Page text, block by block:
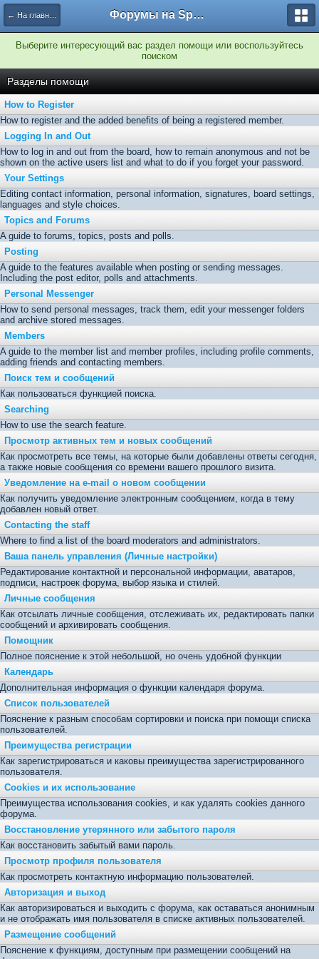
← На главную Форумы на Sportbox.ru
Выберите интересующий вас раздел помощи или воспользуйтесь
поиском
Разделы помощи
How to Register
How to register and the added benefits of being a registered member.
Logging In and Out
How to log in and out from the board, how to remain anonymous and not be
shown on the active users list and what to do if you forget your password.
Your Settings
Editing contact information, personal information, signatures, board settings,
languages and style choices.
Topics and Forums
A guide to forums, topics, posts and polls.
Posting
A guide to the features available when posting or sending messages.
Including the post editor, polls and attachments.
Personal Messenger
How to send personal messages, track them, edit your messenger folders
and archive stored messages.
Members
A guide to the member list and member profiles, including profile comments,
adding friends and contacting members.
Поиск тем и сообщений
Как пользоваться функцией поиска.
Searching
How to use the search feature.
Просмотр активных тем и новых сообщений
Как просмотреть все темы, на которые были добавлены ответы сегодня,
а также новые сообщения со времени вашего прошлого визита.
Уведомление на е-mail о новом сообщении
Как получить уведомление электронным сообщением, когда в тему
добавлен новый ответ.
Contacting the staff
Where to find a list of the board moderators and administrators.
Ваша панель управления (Личные настройки)
Редактирование контактной и персональной информации, аватаров,
подписи, настроек форума, выбор языка и стилей.
Личные сообщения
Как отсылать личные сообщения, отслеживать их, редактировать папки
сообщений и архивировать сообщения.
Помощник
Полное пояснение к этой небольшой, но очень удобной функции
Календарь
Дополнительная информация о функции календаря форума.
Список пользователей
Пояснение к разным способам сортировки и поиска при помощи списка
пользователей.
Преимущества регистрации
Как зарегистрироваться и каковы преимущества зарегистрированного
пользователя.
Cookies и их использование
Преимущества использования cookies, и как удалять cookies данного
форума.
Восстановление утерянного или забытого пароля
Как восстановить забытый вами пароль.
Просмотр профиля пользователя
Как просмотреть контактную информацию пользователей.
Авторизация и выход
Как авторизироваться и выходить с форума, как оставаться анонимным
и не отображать имя пользователя в списке активных пользователей.
Размещение сообщений
Пояснение к функциям, доступным при размещении сообщений на